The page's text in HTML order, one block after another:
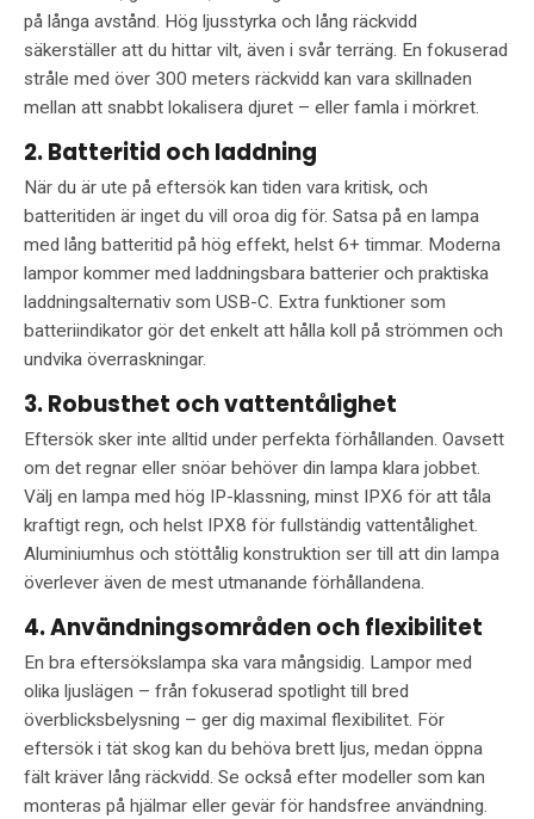
på långa avstånd. Hög ljusstyrka och lång räckvidd
säkerställer att du hittar vilt, även i svår terräng. En fokuserad
stråle med över 300 meters räckvidd kan vara skillnaden
mellan att snabbt lokalisera djuret – eller famla i mörkret.
2. Batteritid och laddning
När du är ute på eftersök kan tiden vara kritisk, och
batteritiden är inget du vill oroa dig för. Satsa på en lampa
med lång batteritid på hög effekt, helst 6+ timmar. Moderna
lampor kommer med laddningsbara batterier och praktiska
laddningsalternativ som USB-C. Extra funktioner som
batteriindikator gör det enkelt att hålla koll på strömmen och
undvika överraskningar.
3. Robusthet och vattentålighet
Eftersök sker inte alltid under perfekta förhållanden. Oavsett
om det regnar eller snöar behöver din lampa klara jobbet.
Välj en lampa med hög IP-klassning, minst IPX6 för att tåla
kraftigt regn, och helst IPX8 för fullständig vattentålighet.
Aluminiumhus och stöttålig konstruktion ser till att din lampa
överlever även de mest utmanande förhållandena.
4. Användningsområden och flexibilitet
En bra eftersökslampa ska vara mångsidig. Lampor med
olika ljuslägen – från fokuserad spotlight till bred
överblicksbelysning – ger dig maximal flexibilitet. För
eftersök i tät skog kan du behöva brett ljus, medan öppna
fält kräver lång räckvidd. Se också efter modeller som kan
monteras på hjälmar eller gevär för handsfree användning.